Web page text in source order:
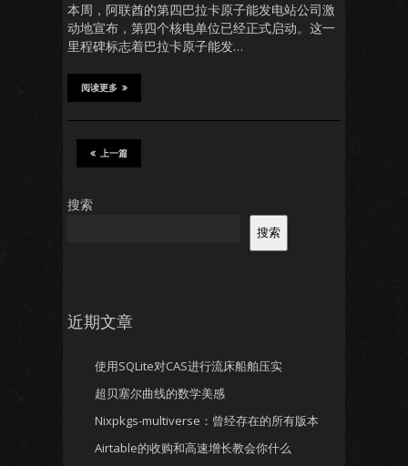
本周，阿联酋的第四巴拉卡原子能发电站公司激
动地宣布，第四个核电单位已经正式启动。这一
里程碑标志着巴拉卡原子能发…
阅读更多
上一篇
搜索
搜索
近期文章
使用SQLite对CAS进行流床船舶压实
超贝塞尔曲线的数学美感
Nixpkgs-multiverse：曾经存在的所有版本
Airtable的收购和高速增长教会你什么